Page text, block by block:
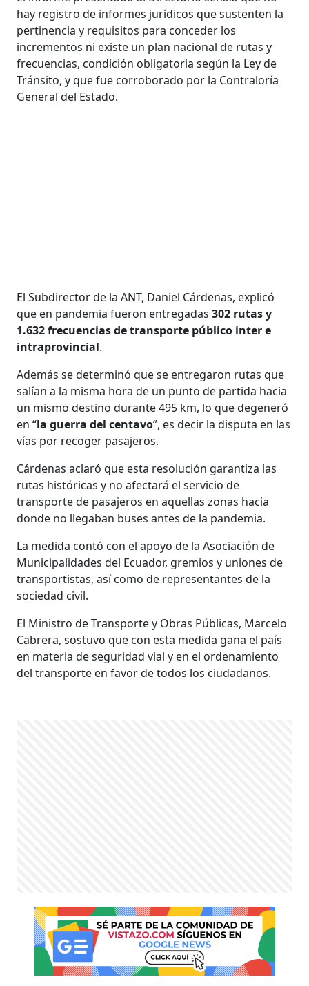
hay registro de informes jurídicos que sustenten la
pertinencia y requisitos para conceder los
incrementos ni existe un plan nacional de rutas y
frecuencias, condición obligatoria según la Ley de
Tránsito, y que fue corroborado por la Contraloría
General del Estado.
El Subdirector de la ANT, Daniel Cárdenas, explicó
que en pandemia fueron entregadas 302 rutas y
1.632 frecuencias de transporte público inter e
intraprovincial.
Además se determinó que se entregaron rutas que
salían a la misma hora de un punto de partida hacia
un mismo destino durante 495 km, lo que degeneró
en “la guerra del centavo”, es decir la disputa en las
vías por recoger pasajeros.
Cárdenas aclaró que esta resolución garantiza las
rutas históricas y no afectará el servicio de
transporte de pasajeros en aquellas zonas hacia
donde no llegaban buses antes de la pandemia.
La medida contó con el apoyo de la Asociación de
Municipalidades del Ecuador, gremios y uniones de
transportistas, así como de representantes de la
sociedad civil.
El Ministro de Transporte y Obras Públicas, Marcelo
Cabrera, sostuvo que con esta medida gana el país
en materia de seguridad vial y en el ordenamiento
del transporte en favor de todos los ciudadanos.